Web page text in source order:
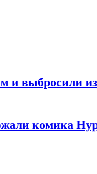
и выбросили
комика